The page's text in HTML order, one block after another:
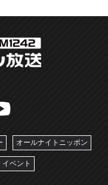
オールナイトニッポン
イベント